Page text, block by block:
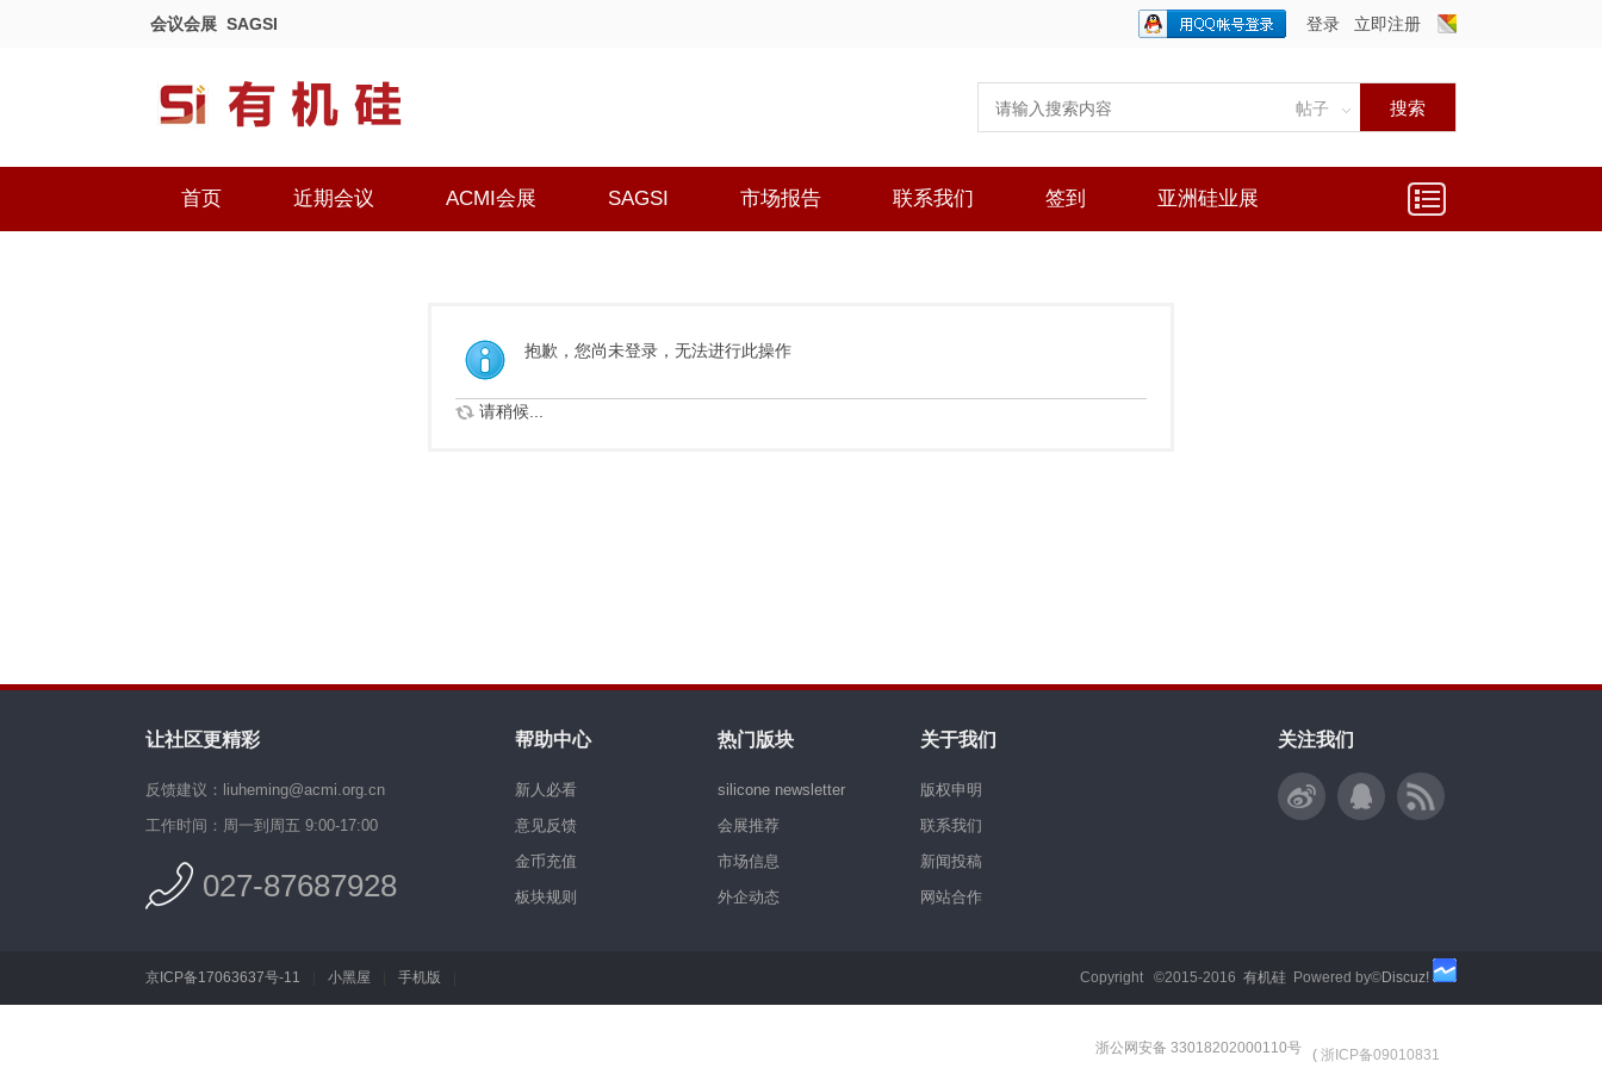
会议会展 SAGSI 登录
立即注册
帖子 搜索
首页 近期会议 ACMI会展 SAGSI 市场报告 联系我们 签到 亚洲硅业展
抱歉，您尚未登录，无法进行此操作
请稍候...
让社区更精彩
反馈建议：liuheming@acmi.org.cn
工作时间：周一到周五 9:00-17:00
027-87687928
帮助中心
新人必看
意见反馈
金币充值
板块规则
热门版块
silicone newsletter
会展推荐
市场信息
外企动态
关于我们
版权申明
联系我们
新闻投稿
网站合作
关注我们
京ICP备17063637号-11 小黑屋 手机版 Copyright ©2015-2016 有机硅 Powered by©Discuz!
浙公网安备 33018202000110号 ( 浙ICP备09010831